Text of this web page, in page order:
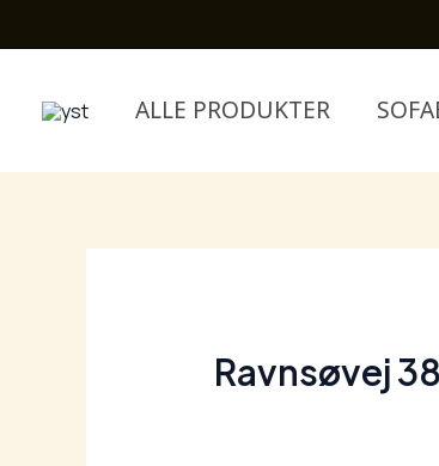
to
ALLE PRODUKTER
Ravnsøvej